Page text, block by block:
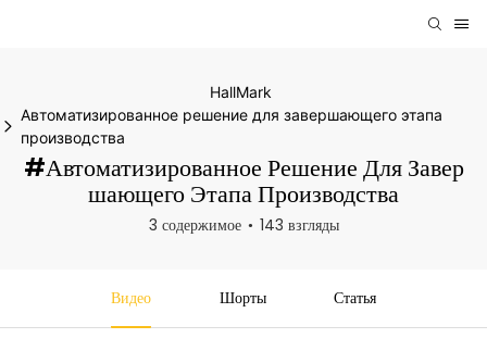
HallMark
Автоматизированное решение для завершающего этапа
производства
#Автоматизированное Решение Для Завер
Шающего Этапа Производства
3 содержимое 143 взгляды
Видео Шорты Статья